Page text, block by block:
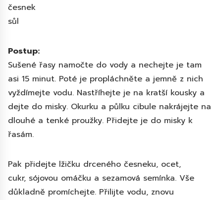
česnek
sůl
Postup:
Sušené řasy namočte do vody a nechejte je tam
asi 15 minut. Poté je propláchněte a jemně z nich
vyždímejte vodu. Nastříhejte je na kratší kousky a
dejte do misky. Okurku a půlku cibule nakrájejte na
dlouhé a tenké proužky. Přidejte je do misky k
řasám.
Pak přidejte lžičku drceného česneku, ocet,
cukr, sójovou omáčku a sezamová semínka. Vše
důkladně promíchejte. Přilijte vodu, znovu